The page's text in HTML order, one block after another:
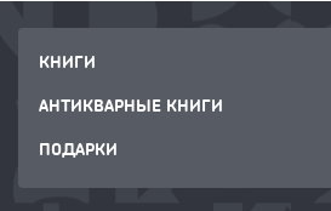
КНИГИ
АНТИКВАРНЫЕ КНИГИ
ПОДАРКИ